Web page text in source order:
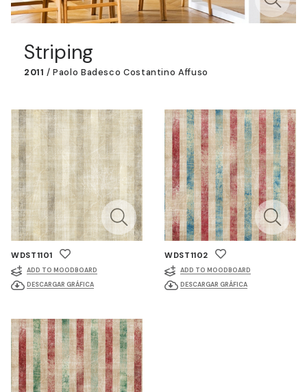
Striping
2011 / Paolo Badesco Costantino Affuso
WDST1101
ADD TO MOODBOARD
DESCARGAR GRÁFICA
WDST1102
ADD TO MOODBOARD
DESCARGAR GRÁFICA